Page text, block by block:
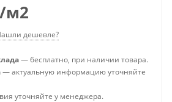
/м2
дешевле?
— бесплатно, при наличии товара.
— актуальную информацию уточняйте
уточняйте у менеджера.